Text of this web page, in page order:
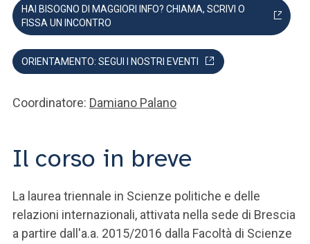
HAI BISOGNO DI MAGGIORI INFO? CHIAMA, SCRIVI O
FISSA UN INCONTRO
ORIENTAMENTO: SEGUI I NOSTRI EVENTI
Coordinatore: Damiano Palano
Il corso in breve
La laurea triennale in Scienze politiche e delle
relazioni internazionali, attivata nella sede di Brescia
a partire dall'a.a. 2015/2016 dalla Facoltà di Scienze